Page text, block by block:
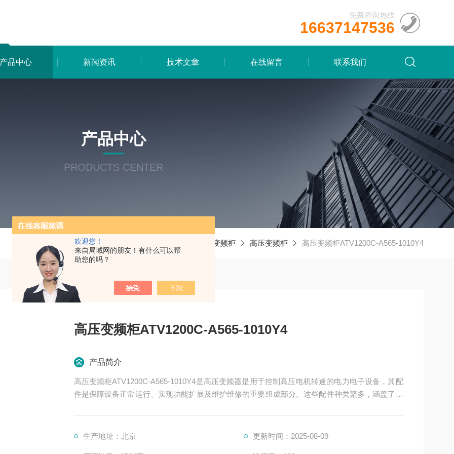
欢迎您！
来自局域网的朋友！有什么可以帮
助您的吗？
免费咨询热线
16637147536
产品中心 新闻资讯 技术文章 在线留言 联系我们
产品中心
PRODUCTS CENTER
变频柜 高压变频柜 高压变频柜ATV1200C-A565-1010Y4
高压变频柜ATV1200C-A565-1010Y4
产品简介
高压变频柜ATV1200C-A565-1010Y4是高压变频器是用于控制高压电机转速的电力电子设备，其配
件是保障设备正常运行、实现功能扩展及维护维修的重要组成部分。这些配件种类繁多，涵盖了功
生产地址：北京 更新时间：2025-08-09